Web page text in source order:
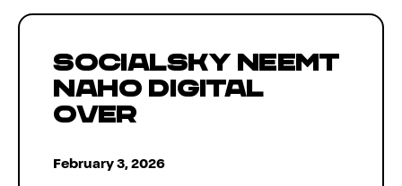
Socialsky neemt
Naho Digital
over
February 3, 2026